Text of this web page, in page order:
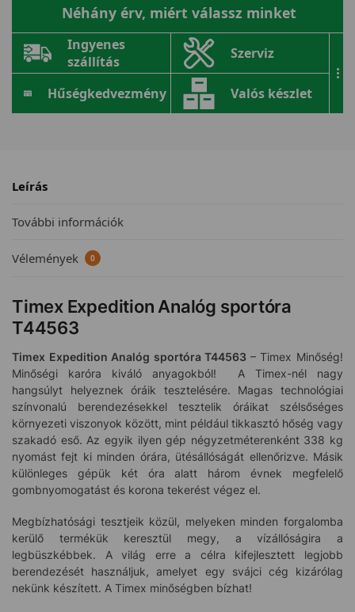
Néhány érv, miért válassz minket
Ingyenes
szállítás
Szerviz
Hűségkedvezmény Valós készlet
...
Leírás
További információk
Vélemények 0
Timex Expedition Analóg sportóra
T44563
Timex Expedition Analóg sportóra T44563 – Timex Minőség!
Minőségi karóra kiváló anyagokból! A Timex-nél nagy
hangsúlyt helyeznek óráik tesztelésére. Magas technológiai
színvonalú berendezésekkel tesztelik óráikat szélsőséges
környezeti viszonyok között, mint például tikkasztó hőség vagy
szakadó eső. Az egyik ilyen gép négyzetméterenként 338 kg
nyomást fejt ki minden órára, ütésállóságát ellenőrizve. Másik
különleges gépük két óra alatt három évnek megfelelő
gombnyomogatást és korona tekerést végez el.
Megbízhatósági tesztjeik közül, melyeken minden forgalomba
kerülő termékük keresztül megy, a vízállóságira a
legbüszkébbek. A világ erre a célra kifejlesztett legjobb
berendezését használjuk, amelyet egy svájci cég kizárólag
nekünk készített. A Timex minőségben bízhat!